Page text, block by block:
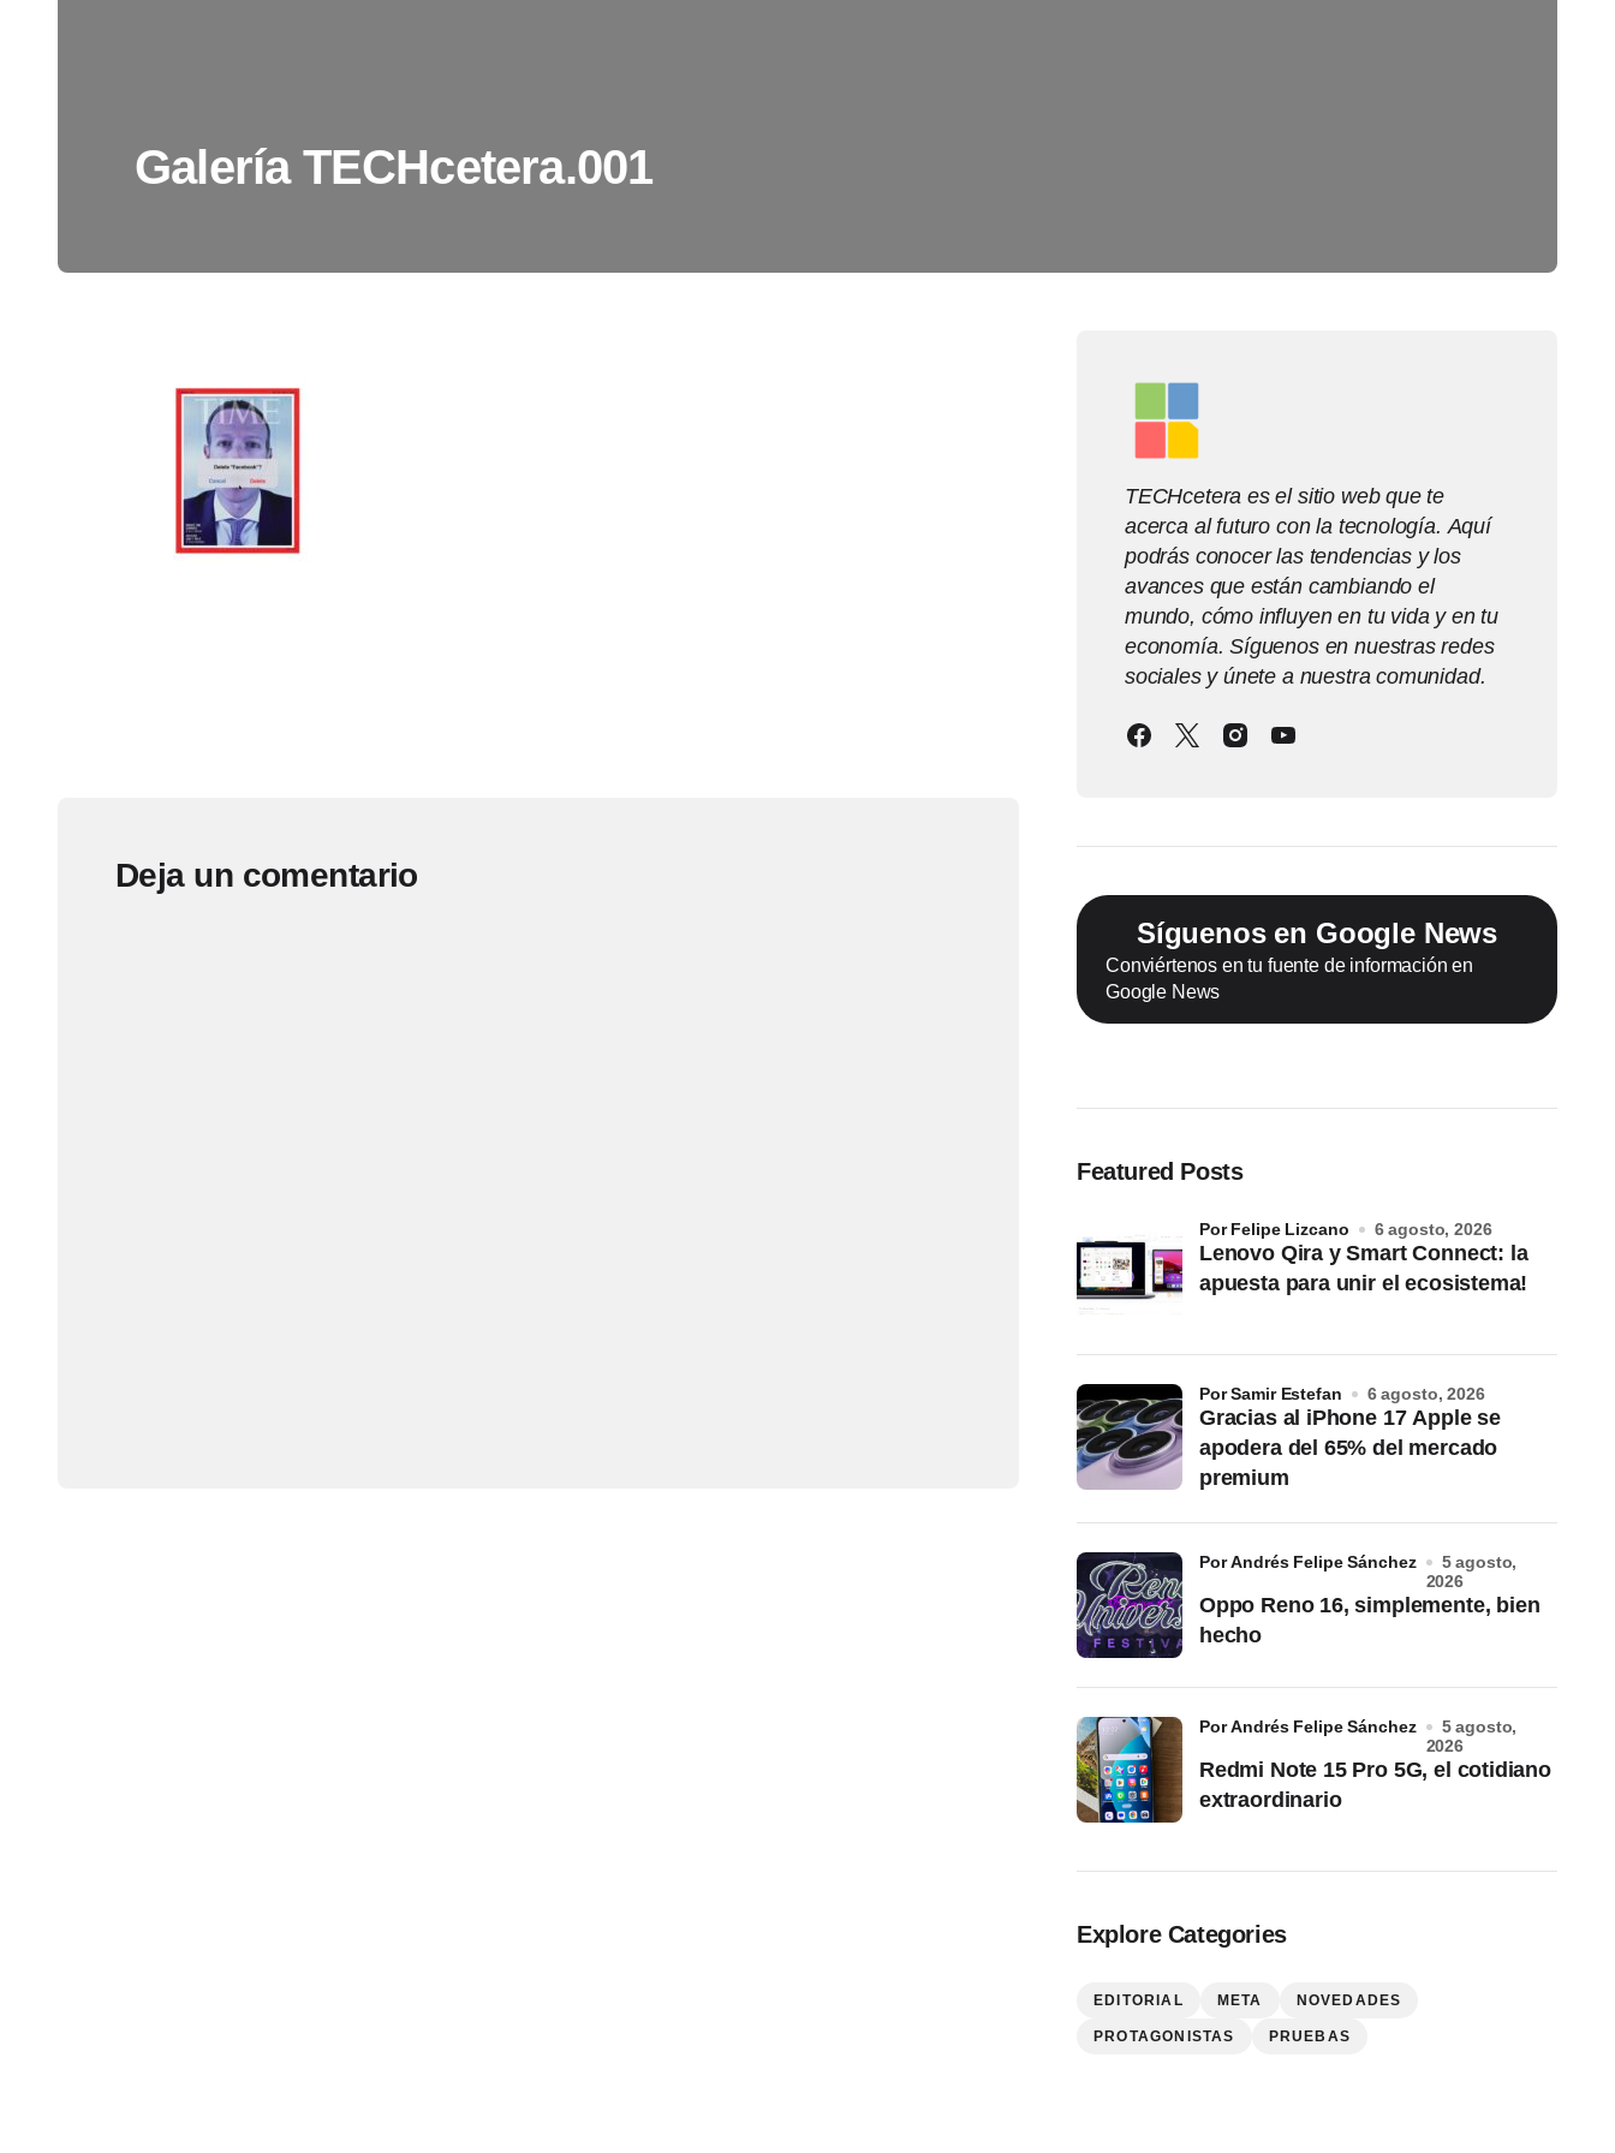
Galería TECHcetera.001
Deja un comentario
TECHcetera es el sitio web que te
acerca al futuro con la tecnología. Aquí
podrás conocer las tendencias y los
avances que están cambiando el
mundo, cómo influyen en tu vida y en tu
economía. Síguenos en nuestras redes
sociales y únete a nuestra comunidad.
Síguenos en Google News
Conviértenos en tu fuente de información en
Google News
Featured Posts
Lenovo Qira y Smart Connect: la
apuesta para unir el ecosistema!
por Felipe Lizcano 6 agosto, 2026
Gracias al iPhone 17 Apple se
apodera del 65% del mercado
premium
por Samir Estefan 6 agosto, 2026
Oppo Reno 16, simplemente, bien
hecho
por Andrés Felipe Sánchez
5 agosto,
2026
Redmi Note 15 Pro 5G, el cotidiano
extraordinario
por Andrés Felipe Sánchez
5 agosto,
2026
Explore Categories
EDITORIAL META NOVEDADES
PROTAGONISTAS PRUEBAS